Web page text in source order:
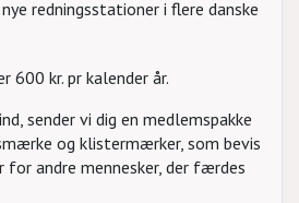
redningsstationer i flere danske
600 kr. pr kalender år.
sender vi dig en medlemspakke
og klistermærker, som bevis
for andre mennesker, der færdes